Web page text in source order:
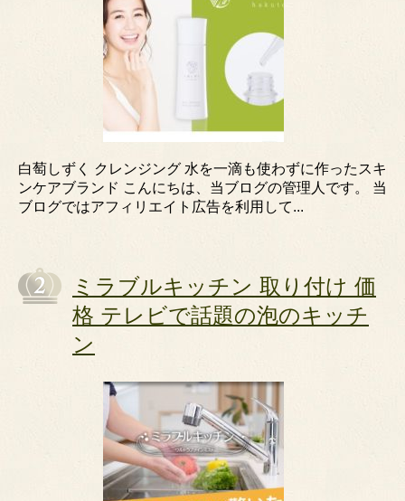
白萄しずく クレンジング 水を一滴も使わずに作ったスキ
ンケアブランド こんにちは、当ブログの管理人です。 当
ブログではアフィリエイト広告を利用して...
ミラブルキッチン 取り付け 価
格 テレビで話題の泡のキッチ
ン